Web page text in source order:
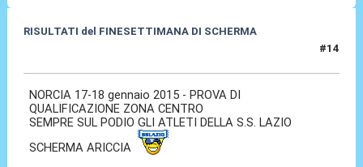
RISULTATI del FINESETTIMANA DI SCHERMA
#14
NORCIA 17-18 gennaio 2015 - PROVA DI
QUALIFICAZIONE ZONA CENTRO
SEMPRE SUL PODIO GLI ATLETI DELLA S.S. LAZIO
SCHERMA ARICCIA